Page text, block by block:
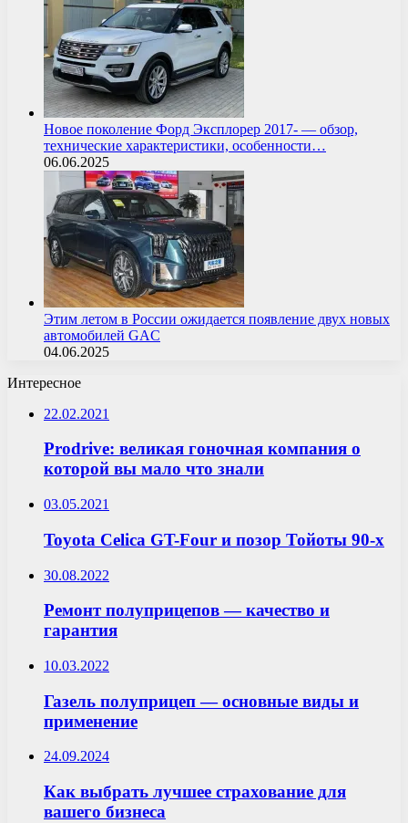
Новое поколение Форд Эксплорер 2017- — обзор,
технические характеристики, особенности…
06.06.2025
Этим летом в России ожидается появление двух новых
автомобилей GAC
04.06.2025
Интересное
22.02.2021
Prodrive: великая гоночная компания о
которой вы мало что знали
03.05.2021
Toyota Celica GT-Four и позор Тойоты 90-х
30.08.2022
Ремонт полуприцепов — качество и
гарантия
10.03.2022
Газель полуприцеп — основные виды и
применение
24.09.2024
Как выбрать лучшее страхование для
вашего бизнеса